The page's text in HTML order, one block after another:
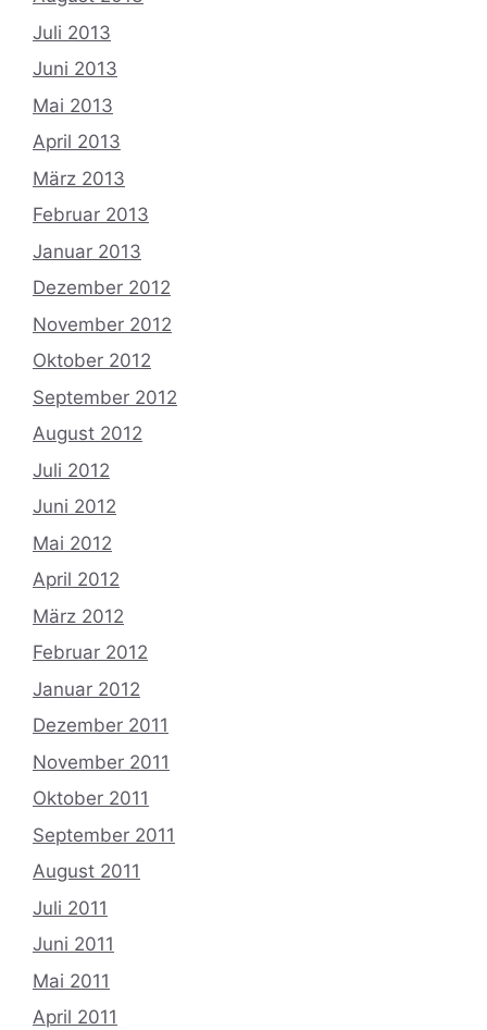
Juli 2013
Juni 2013
Mai 2013
April 2013
März 2013
Februar 2013
Januar 2013
Dezember 2012
November 2012
Oktober 2012
September 2012
August 2012
Juli 2012
Juni 2012
Mai 2012
April 2012
März 2012
Februar 2012
Januar 2012
Dezember 2011
November 2011
Oktober 2011
September 2011
August 2011
Juli 2011
Juni 2011
Mai 2011
April 2011